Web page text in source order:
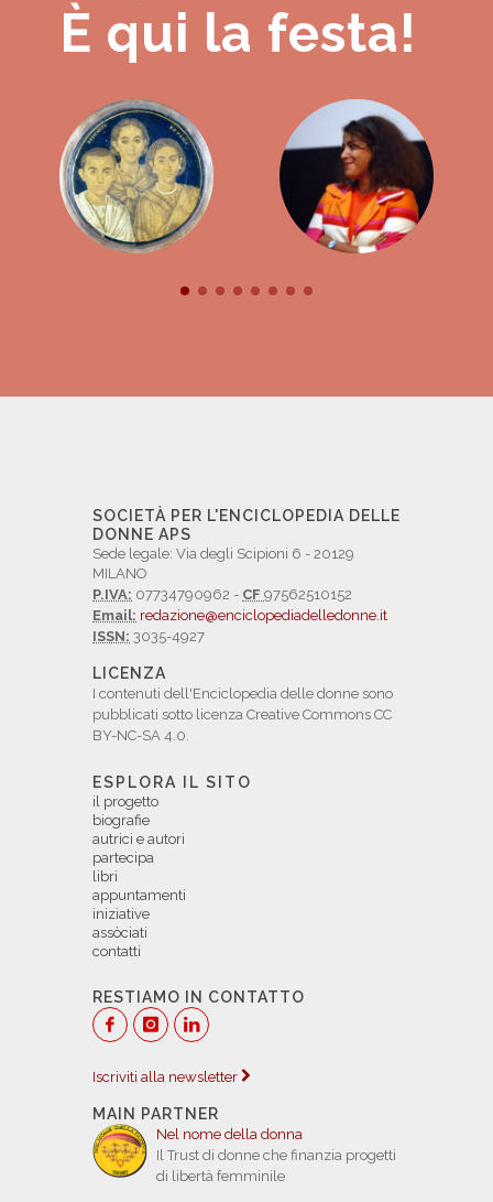
È qui la festa!
SOCIETÀ PER L'ENCICLOPEDIA DELLE
DONNE APS
Sede legale: Via degli Scipioni 6 - 20129
MILANO
P.IVA: 07734790962 - CF 97562510152
Email: redazione@enciclopediadelledonne.it
ISSN: 3035-4927
LICENZA
I contenuti dell'Enciclopedia delle donne sono
pubblicati sotto licenza Creative Commons CC
BY-NC-SA 4.0.
ESPLORA IL SITO
il progetto
biografie
autrici e autori
partecipa
libri
appuntamenti
iniziative
assòciati
contatti
RESTIAMO IN CONTATTO
Iscriviti alla newsletter
MAIN PARTNER
Nel nome della donna
Il Trust di donne che finanzia progetti
di libertà femminile